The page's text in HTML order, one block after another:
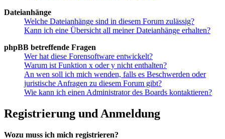
Dateianhänge
Welche Dateianhänge sind in diesem Forum zulässig?
Kann ich eine Übersicht all meiner Dateianhänge erhalten?
phpBB betreffende Fragen
Wer hat diese Forensoftware entwickelt?
Warum ist Funktion x oder y nicht enthalten?
An wen soll ich mich wenden, falls es Beschwerden oder
juristische Anfragen zu diesem Forum gibt?
Wie kann ich einen Administrator des Boards kontaktieren?
Registrierung und Anmeldung
Wozu muss ich mich registrieren?